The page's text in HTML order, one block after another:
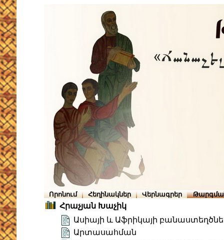
Որոնում Հեղինակներ Վերնագրեր
Հրաչյան Խաչիկ
Ասիայի և Աֆրիկայի
Արտասահման